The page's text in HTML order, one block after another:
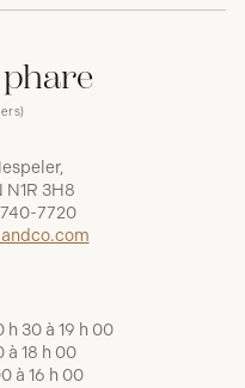
3H8
7720
h 30 à 19 h 00
à 18 h 00
à 16 h 00